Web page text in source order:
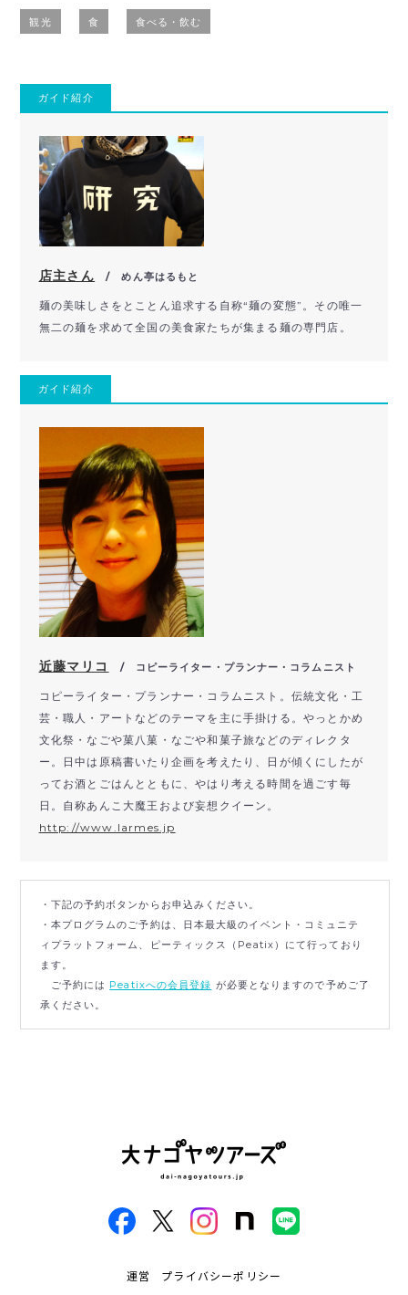
観光 食 食べる・飲む
ガイド紹介
店主さん / めん亭はるもと
麺の美味しさをとことん追求する自称“麺の変態”。その唯一
無二の麺を求めて全国の美食家たちが集まる麺の専門店。
ガイド紹介
近藤マリコ / コピーライター・プランナー・コラムニスト
コピーライター・プランナー・コラムニスト。伝統文化・工
芸・ 職人・アートなどのテーマを主に手掛ける。やっとかめ
文化祭・ なごや菓八菓・なごや和菓子旅などのディレクタ
ー。
日中は原稿書いたり企画を考えたり、
日が傾くにしたが
ってお酒とごはんとともに、やはり考える時間を過ごす毎
日。 自称あんこ大魔王および妄想クイーン。
http://www.larmes.jp
・下記の予約ボタンからお申込みください。
・本プログラムのご予約は、日本最大級のイベント・コミュニテ
ィプラットフォーム、ピーティックス（Peatix）にて行っており
ます。
ご予約には Peatixへの会員登録 が必要となりますので予めご了
承ください。
運営 プライバシーポリシー